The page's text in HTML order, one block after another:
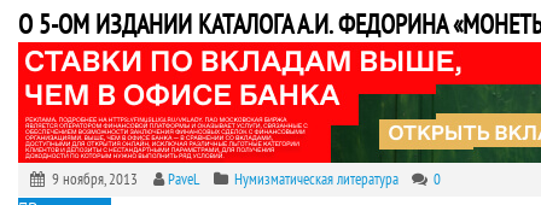
О 5-ОМ ИЗДАНИИ КАТАЛОГА А.И. ФЕДОРИНА
9 ноября, 2013 PaveL Нумизматическая литература 0